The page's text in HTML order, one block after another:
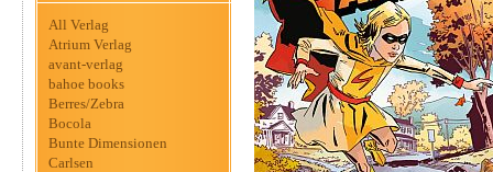
All Verlag
Atrium Verlag
avant-verlag
bahoe books
Berres/Zebra
Bocola
Bunte Dimensionen
Carlsen